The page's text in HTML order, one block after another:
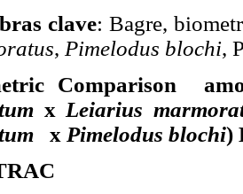
clave: Bagre,
, Pimelodus blochi,
Comparison
x Leiarius
x Pimelodus blochi)